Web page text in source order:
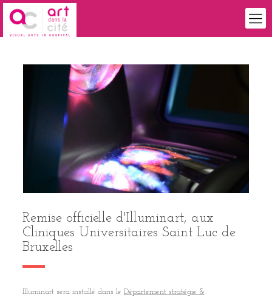
Remise officielle d'Illuminart, aux
Cliniques Universitaires Saint Luc de
Bruxelles
Illuminart sera installé dans le Département stratégie &